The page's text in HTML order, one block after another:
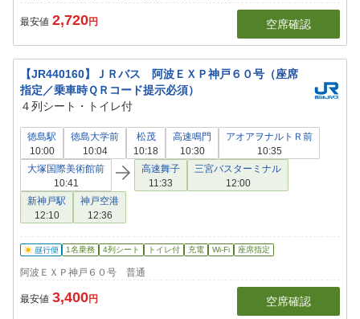
最安値 2,720円 空席確認
【JR440160】ＪＲバス 阿波ＥＸＰ神戸６０号（座席
指定／乗車時ＱＲコード提示必須）
４列シート・トイレ付
徳島駅
10:00
徳島大学前
10:04
松茂
10:18
高速鳴門
10:30
アオアヲナルトＲ前
10:35
大塚国際美術館前
10:41
高速舞子
11:33
三宮バスターミナル
12:00
新神戸駅
12:10
神戸空港
12:36
1名乗務 4列シート トイレ付 充電 Wi-Fi 座席指定
阿波ＥＸＰ神戸６０号 普通
最安値 3,400円 空席確認